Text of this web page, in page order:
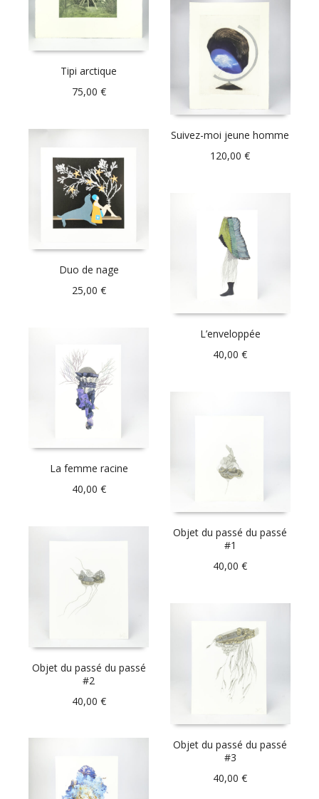
Tipi arctique
75,00 €
Suivez-moi jeune homme
120,00€
Duo de nage
25,00 €
L’enveloppée
40,00€
La femme racine
40,00 €
Objet du passé du passé
#1
40,00€
Objet du passé du passé
#2
40,00 €
Objet du passé du passé
#3
40,00€